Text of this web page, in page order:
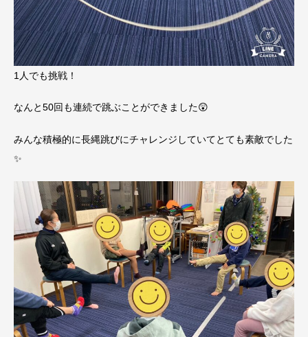
1人でも挑戦！
なんと50回も連続で跳ぶことができました😲
みんな積極的に長縄跳びにチャレンジしていてとても素敵でした
✨